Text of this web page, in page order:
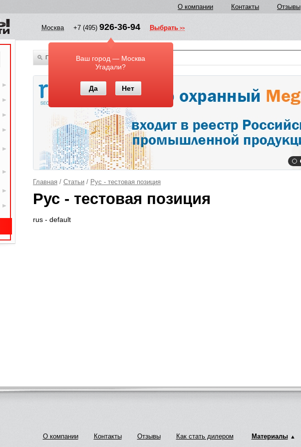
О компании Контакты Отзывы
Москва +7 (495) 926-36-94
Ваш город — Москва
Угадали?
Да Нет
Выбрать
По всему каталогу
Главная / Статьи / Рус - тестовая позиция
Рус - тестовая позиция
rus - default
О компании Контакты Отзывы Как стать дилером Материалы